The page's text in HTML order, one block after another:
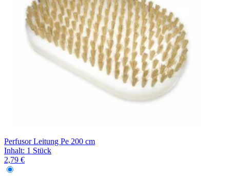
Perfusor Leitung Pe 200 cm
Inhalt: 1 Stück
2,79 €